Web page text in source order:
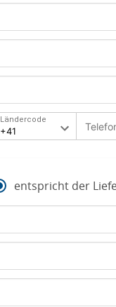
Ländercode
entspricht der